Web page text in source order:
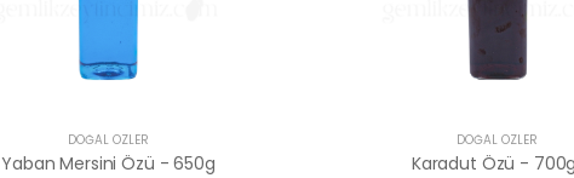
DOĞAL ÖZLER
Yaban Mersini Özü - 650g
DOĞAL ÖZLER
Karadut Özü -